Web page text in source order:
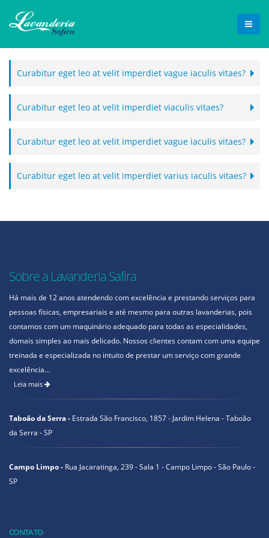
Curabitur eget leo at velit imperdiet vague iaculis vitaes?
Curabitur eget leo at velit imperdiet viaculis vitaes?
Curabitur eget leo at velit imperdiet vague iaculis vitaes?
Curabitur eget leo at velit imperdiet varius iaculis vitaes?
Sobre a Lavanderia Safira
Há mais de 12 anos atendendo com excelência e prestando serviços para
pessoas físicas, empresariais e até mesmo para outras lavanderias, pois
contamos com um maquinário adequado para todas as especialidades,
domais simples ao mais delicado. Nossos clientes contam com uma equipe
treinada e especializada no intuito de prestar um serviço com grande
excelência...
Leia mais
Taboão da Serra - Estrada São Francisco, 1857 - Jardim Helena - Taboão
da Serra - SP
Campo Limpo - Rua Jacaratinga, 239 - Sala 1 - Campo Limpo - São Paulo -
SP
CONTATO